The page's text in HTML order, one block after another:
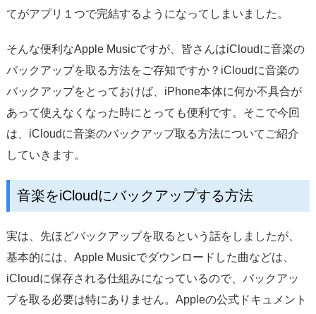
言語選択
てがアプリ１つで完結するようになってしまいました。
そんな便利なApple Musicですが、皆さんはiCloudに音楽の
バックアップを取る方法をご存知ですか？iCloudに音楽の
バックアップをとっておけば、iPhone本体に何か不具合が
あって使えなくなった時にとっても便利です。そこで今回
は、iCloudに音楽のバックアップ取る方法についてご紹介
していきます。
音楽をiCloudにバックアップする方法
実は、先ほどバックアップを取るという話をしましたが、
基本的には、Apple Musicでダウンロードした曲などは、
iCloudに保存される仕組みになっているので、バックアッ
プを取る必要は特にありません。Appleの公式ドキュメント